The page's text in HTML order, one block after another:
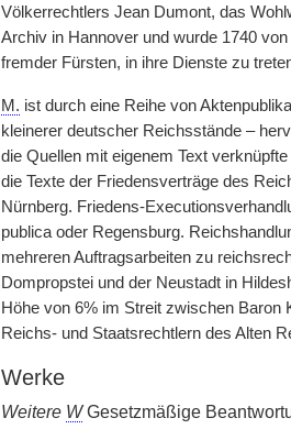
Völkerrechtlers Jean Dumont, das
Archiv in Hannover und wurde 1740 von
fremder Fürsten, in ihre Dienste zu
M. ist durch eine Reihe von
kleinerer deutscher Reichsstände –
die Quellen mit eigenem Text
die Texte der Friedensverträge des
Nürnberg. Friedens-
publica oder Regensburg.
mehreren Auftragsarbeiten zu
Dompropstei und der Neustadt in
Höhe von 6% im Streit zwischen Baron
Reichs- und Staatsrechtlern des Alten
Werke
Weitere WGesetzmäßige